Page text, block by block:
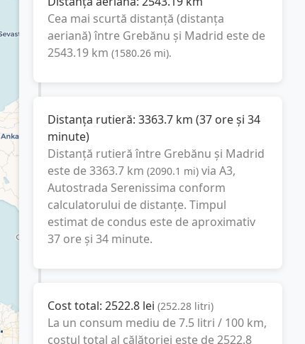
Cea mai scurtă distanță (distanța
aeriană) între Grebănu și Madrid este de
2543.19 km (1580.26 mi).
Distanța rutieră: 3363.7 km (37 ore și 34
minute)
Distanță rutieră între Grebănu și Madrid
este de3363.7 km (2090.1 mi) via A3,
Autostrada Serenissima conform
calculatorului de distanțe. Timpul
estimat de condus este de aproximativ
37 ore și 34 minute.
Cost total: 2522.8 lei (252.28 litri)
La un consum mediu de7.5 litri / 100 km,
costul total al călătoriei este de2522.8